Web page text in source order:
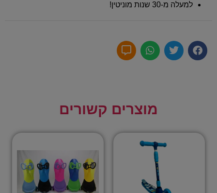
למעלה מ-30 שנות מוניטין!
מוצרים קשורים